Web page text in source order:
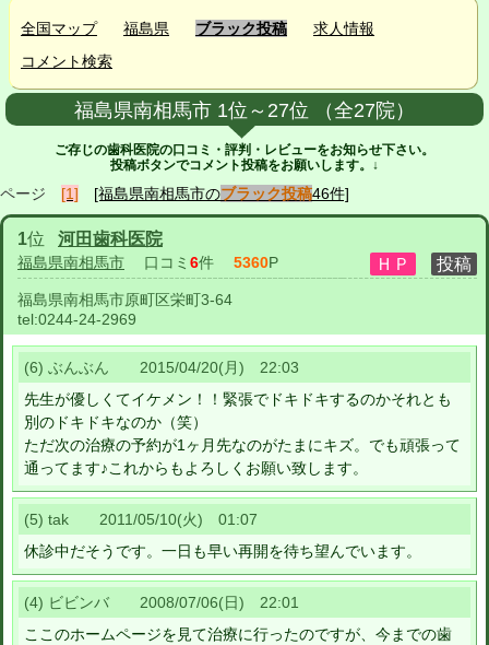
全国マップ 福島県 ブラック投稿
求人情報
コメント検索
福島県南相馬市 1位～27位 （全27院）
ご存じの歯科医院の口コミ・評判・レビューをお知らせ下さい。
投稿ボタンでコメント投稿をお願いします。↓
ページ [1] [福島県南相馬市のブラック投稿46件]
1位 河田歯科医院
福島県南相馬市 口コミ 6件 5360P
福島県南相馬市原町区栄町3-64
tel:0244-24-2969
(6) ぶんぶん 2015/04/20(月) 22:03
先生が優しくてイケメン！！緊張でドキドキするのかそれとも
別のドキドキなのか（笑）
ただ次の治療の予約が1ヶ月先なのがたまにキズ。でも頑張って
通ってます♪これからもよろしくお願い致します。
(5) tak 2011/05/10(火) 01:07
休診中だそうです。一日も早い再開を待ち望んでいます。
(4) ビビンバ 2008/07/06(日) 22:01
ここのホームページを見て治療に行ったのですが、今までの歯